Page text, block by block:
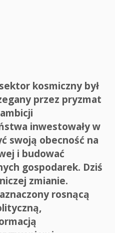
kosmiczny był
przez pryzmat
inwestowały w
swoją obecność na
i budować
gospodarek. Dziś
zmianie.
rosnącą